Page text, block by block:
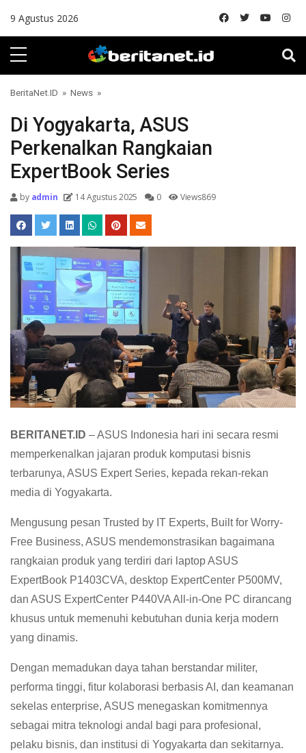
9 Agustus 2026
BeritaNet.ID » News »
Di Yogyakarta, ASUS
Perkenalkan Rangkaian
ExpertBook Series
byadmin 14 Agustus 2025 0 Views869
BERITANET.ID – ASUS Indonesia hari ini secara resmi
memperkenalkan jajaran produk komputasi bisnis
terbarunya, ASUS Expert Series, kepada rekan-rekan
media di Yogyakarta.
Mengusung pesan Trusted by IT Experts, Built for Worry-
Free Business, ASUS mendemonstrasikan bagaimana
rangkaian produk yang terdiri dari laptop ASUS
ExpertBook P1403CVA, desktop ExpertCenter P500MV,
dan ASUS ExpertCenter P440VA All-in-One PC dirancang
khusus untuk memenuhi kebutuhan dunia kerja modern
yang dinamis.
Dengan memadukan daya tahan berstandar militer,
performa tinggi, fitur kolaborasi berbasis AI, dan keamanan
sekelas enterprise, ASUS menegaskan komitmennya
sebagai mitra teknologi andal bagi para profesional,
pelaku bisnis, dan institusi di Yogyakarta dan sekitarnya.